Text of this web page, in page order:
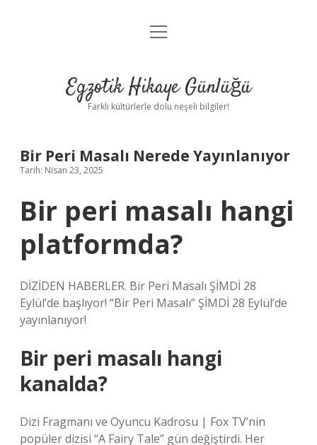
Anasayfa
Yasal Uyarı
menüyü
Egzotik Hikaye Günlüğü
Farklı kültürlerle dolu neşeli bilgiler!
Bir Peri Masalı Nerede Yayınlanıyor
Tarih: Nisan 23, 2025
Bir peri masalı hangi
platformda?
DİZİDEN HABERLER. Bir Peri Masalı ŞİMDİ 28
Eylül’de başlıyor! “Bir Peri Masalı” ŞİMDİ 28 Eylül’de
yayınlanıyor!
Bir peri masalı hangi
kanalda?
Dizi Fragmanı ve Oyuncu Kadrosu | Fox TV’nin
popüler dizisi “A Fairy Tale” gün değiştirdi. Her